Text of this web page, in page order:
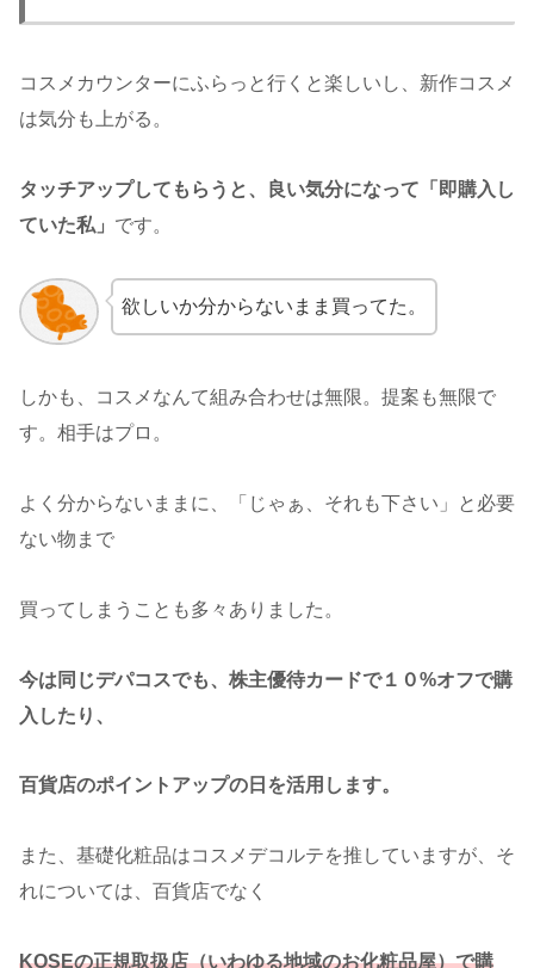
コスメカウンターにふらっと行くと楽しいし、新作コスメ
は気分も上がる。
タッチアップしてもらうと、良い気分になって「即購入し
ていた私」 です。
欲しいか分からないまま買ってた。
しかも、コスメなんて組み合わせは無限。提案も無限で
す。相手はプロ。
よく分からないままに、「じゃぁ、それも下さい」と必要
ない物まで
買ってしまうことも多々ありました。
今は同じデパコスでも、株主優待カードで１０%オフで購
入したり、
百貨店のポイントアップの日を活用します。
また、基礎化粧品はコスメデコルテを推していますが、そ
れについては、百貨店でなく
KOSEの正規取扱店（いわゆる地域のお化粧品屋）で購